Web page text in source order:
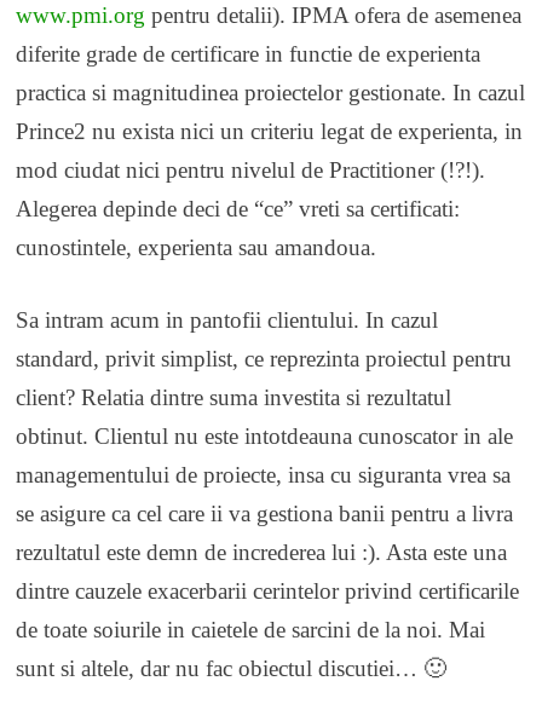
www.pmi.org pentru detalii). IPMA ofera de asemenea
diferite grade de certificare in functie de experienta
practica si magnitudinea proiectelor gestionate. In cazul
Prince2 nu exista nici un criteriu legat de experienta, in
mod ciudat nici pentru nivelul de Practitioner (!?!).
Alegerea depinde deci de “ce” vreti sa certificati:
cunostintele, experienta sau amandoua.
Sa intram acum in pantofii clientului. In cazul
standard, privit simplist, ce reprezinta proiectul pentru
client? Relatia dintre suma investita si rezultatul
obtinut. Clientul nu este intotdeauna cunoscator in ale
managementului de proiecte, insa cu siguranta vrea sa
se asigure ca cel care ii va gestiona banii pentru a livra
rezultatul este demn de increderea lui :). Asta este una
dintre cauzele exacerbarii cerintelor privind certificarile
de toate soiurile in caietele de sarcini de la noi. Mai
sunt si altele, dar nu fac obiectul discutiei… 🙂